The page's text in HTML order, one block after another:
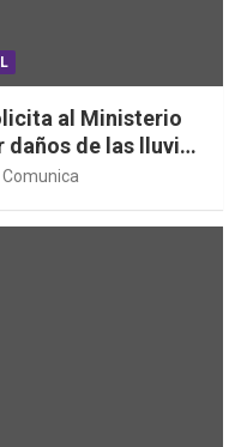
al Ministerio
de las lluvias